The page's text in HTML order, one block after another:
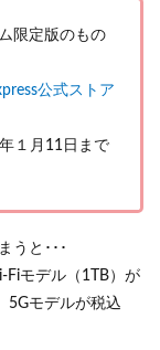
限定版のもの
公式ストア
１月11日まで
うと･･･
Fiモデル（1TB）が
5Gモデルが税込